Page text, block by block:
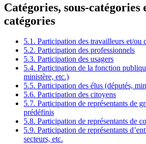
Catégories, sous-catégories
catégories
5.1. Participation des travailleurs et/ou
5.2. Participation des professionnels
5.3. Participation des usagers
5.4. Participation de la fonction
ministère, etc.)
5.5. Participation des élus (députés,
5.6. Participation des citoyens
5.7. Participation de représentants de
prédéfinis
5.8. Participation de représentants de
5.9. Participation de représentants
secteurs, etc.